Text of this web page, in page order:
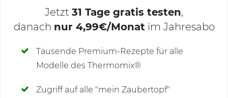
Deine Notizen
Jetzt 31 Tage gratis testen,
danach nur 4,99€/Monat im Jahresabo
Tausende Premium-Rezepte für alle
Modelle des Thermomix®
Zugriff auf alle "mein Zaubertopf"